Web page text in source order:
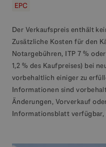
EPC
Der Verkaufspreis enthält
Zusätzliche Kosten für den
Notargebühren, ITP 7 %
1,2 % des Kaufpreises) bei
vorbehaltlich einiger zu
Informationen sind
Änderungen, Vorverkauf
Informationsblatt verfügbar,